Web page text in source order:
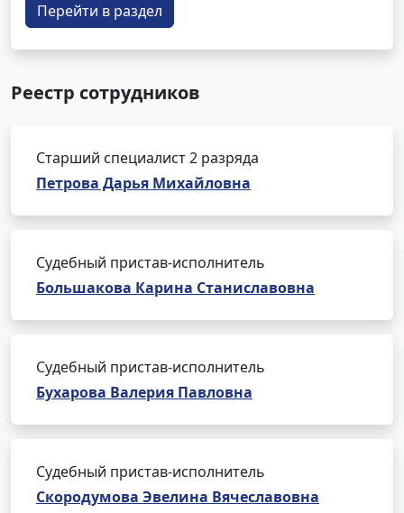
Перейти в раздел
Реестр сотрудников
Старший специалист 2 разряда
Петрова Дарья Михайловна
Судебный пристав-исполнитель
Большакова Карина Станиславовна
Судебный пристав-исполнитель
Бухарова Валерия Павловна
Судебный пристав-исполнитель
Скородумова Эвелина Вячеславовна